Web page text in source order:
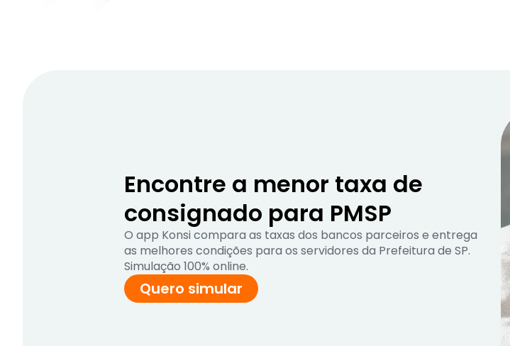
Encontre a menor taxa de
consignado para PMSP
O app Konsi compara as taxas dos bancos parceiros e entrega
as melhores condições para os servidores da Prefeitura de SP.
Simulação 100% online.
Quero simular